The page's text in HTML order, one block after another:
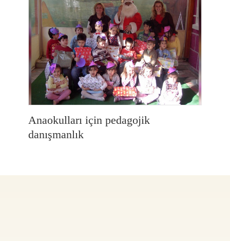
Anaokulları için pedagojik
danışmanlık